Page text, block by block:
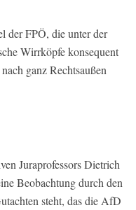
der FPÖ, die unter der
Wirrköpfe konsequent
ganz Rechtsaußen
Juraprofessors Dietrich
Beobachtung durch den
steht, das die AfD